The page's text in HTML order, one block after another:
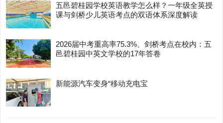
五邑碧桂园学校英语教学怎么样？一年级全英授
课与剑桥少儿英语考点的双语体系深度解读
2026届中考重高率75.3%、剑桥考点在校内：五
邑碧桂园中英文学校的17年答卷
新能源汽车变身“移动充电宝